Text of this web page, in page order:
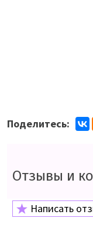
Поделитесь:
Отзывы и
Написать